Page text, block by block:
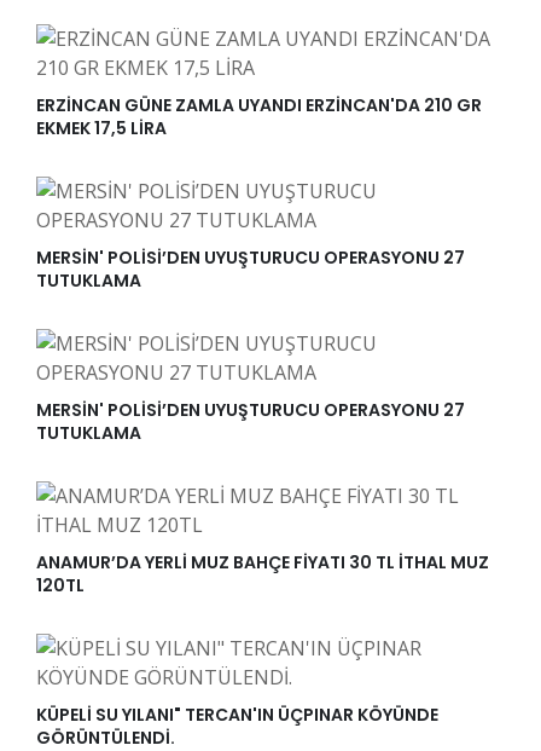
ERZİNCAN GÜNE ZAMLA UYANDI ERZİNCAN'DA 210 GR
EKMEK 17,5 LİRA
MERSİN' POLİSİ’DEN UYUŞTURUCU OPERASYONU 27
TUTUKLAMA
MERSİN' POLİSİ’DEN UYUŞTURUCU OPERASYONU 27
TUTUKLAMA
ANAMUR’DA YERLİ MUZ BAHÇE FİYATI 30 TL İTHAL MUZ
120TL
KÜPELİ SU YILANI" TERCAN'IN ÜÇPINAR KÖYÜNDE
GÖRÜNTÜLENDİ.